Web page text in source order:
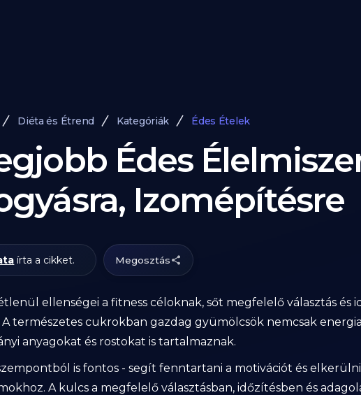
Diéta és Étrend Kategóriák Édes Ételek
Édes
Izomépítésre
írta a cikket. Megosztás
ellenségei a fitness céloknak, sőt megfelelő választás és
természetes cukrokban gazdag gyümölcsök nemcsak
anyagokat és rostokat is tartalmaznak.
is fontos - segít fenntartani a motivációt és
A kulcs a megfelelő választásban, időzítésben és